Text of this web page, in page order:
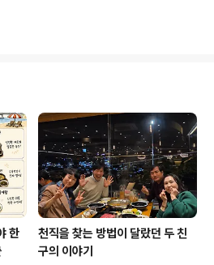
는 것은 하느님의 존
점을 밝히는 것이다.
기를 잘 들어주며, 모
를 지킨다는 것이다.’
냐고 물어보면 일주일
새울 경우도 있다고
언제 하느냐?’, ‘술 마시
한
천직을 찾는 방법이 달랐던 두 친
구의 이야기